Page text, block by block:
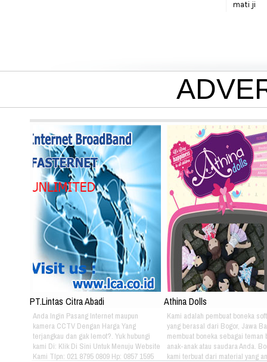
mati ji
PT.Lintas Citra Abadi
Anda Ingin Pasang Internet maupun
kamera CCTV Dengan Harga Yang
terjangkau dan gak lemot?. Yuk hubungi
kami Di: Klik Di Sini Untuk Menuju Website
Kami Tlpn: 021 8795 0809 Hp: 0857 1595
Athina Dolls
Kami adalah pembuat boneka
yang berasal dari Bogor, Jawa
membuat boneka sebagai teman
anak-anak atau saudara Anda.
kami terbuat dari material yang